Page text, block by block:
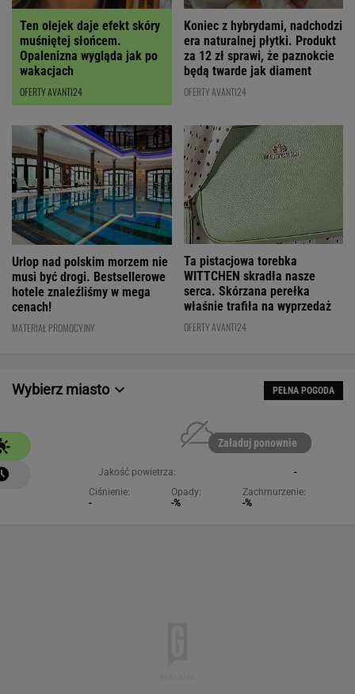
Ten olejek daje efekt skóry
muśniętej słońcem.
Opalenizna wygląda jak po
wakacjach
OFERTY AVANTI24
Koniec z hybrydami, nadchodzi
era naturalnej płytki. Produkt
za 12 zł sprawi, że paznokcie
będą twarde jak diament
OFERTY AVANTI24
Urlop nad polskim morzem nie
musi być drogi. Bestsellerowe
hotele znaleźliśmy w mega
cenach!
MATERIAŁ PROMOCYJNY
Ta pistacjowa torebka
WITTCHEN skradła nasze
serca. Skórzana perełka
właśnie trafiła na wyprzedaż
OFERTY AVANTI24
Wybierz miasto PEŁNA POGODA
Załaduj ponownie
Jakość powietrza:
-
Ciśnienie:
-
Opady:
-%
Zachmurzenie:
-%